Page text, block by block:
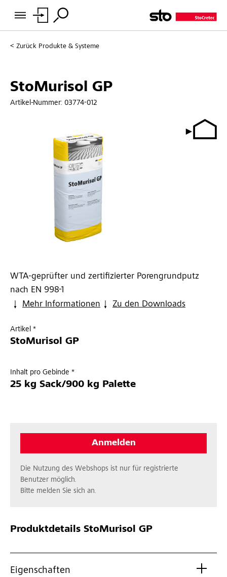
Zurück Produkte & Systeme
StoMurisol GP
Artikel-Nummer: 03774-012
WTA-geprüfter und zertifizierter Porengrundputz
nach EN 998-1
Mehr Informationen
Zu den Downloads
Artikel *
StoMurisol GP
Inhalt pro Gebinde *
25 kg Sack/900 kg Palette
Anmelden
Die Nutzung des Webshops ist nur für registrierte
Benutzer möglich.
Bitte melden Sie sich an.
Produktdetails StoMurisol GP
Eigenschaften